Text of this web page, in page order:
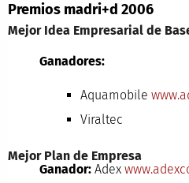
Premios madri+d 2006
Mejor Idea Empresarial de
Ganadores:
Aquamobile
Viraltec
Mejor Plan de Empresa
Ganador:Adex